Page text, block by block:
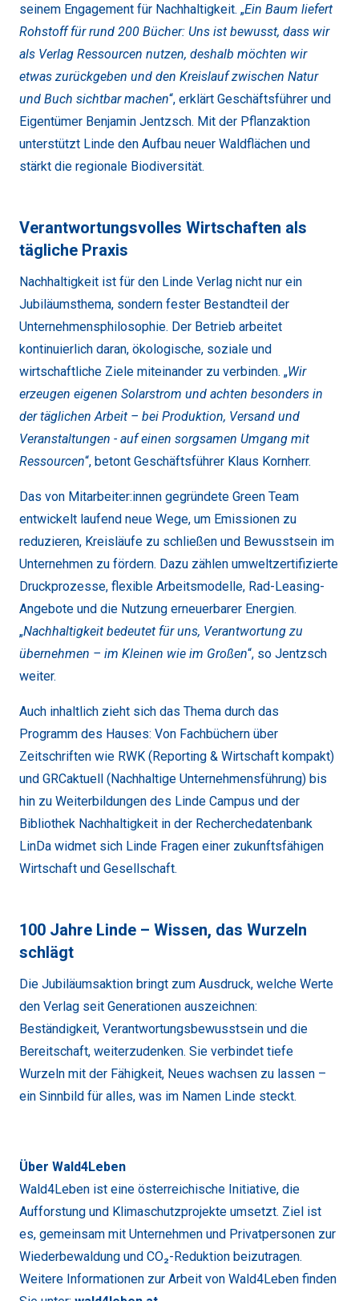
seinem Engagement für Nachhaltigkeit. „Ein Baum liefert
Rohstoff für rund 200 Bücher: Uns ist bewusst, dass wir
als Verlag Ressourcen nutzen, deshalb möchten wir
etwas zurückgeben und den Kreislauf zwischen Natur
und Buch sichtbar machen“, erklärt Geschäftsführer und
Eigentümer Benjamin Jentzsch. Mit der Pflanzaktion
unterstützt Linde den Aufbau neuer Waldflächen und
stärkt die regionale Biodiversität.
Verantwortungsvolles Wirtschaften als
tägliche Praxis
Nachhaltigkeit ist für den Linde Verlag nicht nur ein
Jubiläumsthema, sondern fester Bestandteil der
Unternehmensphilosophie. Der Betrieb arbeitet
kontinuierlich daran, ökologische, soziale und
wirtschaftliche Ziele miteinander zu verbinden. „Wir
erzeugen eigenen Solarstrom und achten besonders in
der täglichen Arbeit – bei Produktion, Versand und
Veranstaltungen - auf einen sorgsamen Umgang mit
Ressourcen“, betont Geschäftsführer Klaus Kornherr.
Das von Mitarbeiter:innen gegründete Green Team
entwickelt laufend neue Wege, um Emissionen zu
reduzieren, Kreisläufe zu schließen und Bewusstsein im
Unternehmen zu fördern. Dazu zählen umweltzertifizierte
Druckprozesse, flexible Arbeitsmodelle, Rad-Leasing-
Angebote und die Nutzung erneuerbarer Energien.
„Nachhaltigkeit bedeutet für uns, Verantwortung zu
übernehmen – im Kleinen wie im Großen“, so Jentzsch
weiter.
Auch inhaltlich zieht sich das Thema durch das
Programm des Hauses: Von Fachbüchern über
Zeitschriften wie RWK (Reporting & Wirtschaft kompakt)
und GRCaktuell (Nachhaltige Unternehmensführung) bis
hin zu Weiterbildungen des Linde Campus und der
Bibliothek Nachhaltigkeit in der Recherchedatenbank
LinDa widmet sich Linde Fragen einer zukunftsfähigen
Wirtschaft und Gesellschaft.
100 Jahre Linde – Wissen, das Wurzeln
schlägt
Die Jubiläumsaktion bringt zum Ausdruck, welche Werte
den Verlag seit Generationen auszeichnen:
Beständigkeit, Verantwortungsbewusstsein und die
Bereitschaft, weiterzudenken. Sie verbindet tiefe
Wurzeln mit der Fähigkeit, Neues wachsen zu lassen –
ein Sinnbild für alles, was im Namen Linde steckt.
Über Wald4Leben
Wald4Leben ist eine österreichische Initiative, die
Aufforstung und Klimaschutzprojekte umsetzt. Ziel ist
es, gemeinsam mit Unternehmen und Privatpersonen zur
Wiederbewaldung und CO₂-Reduktion beizutragen.
Weitere Informationen zur Arbeit von Wald4Leben finden